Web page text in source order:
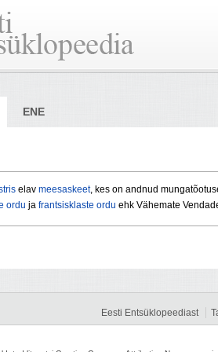
ENE
elav meesaskeet, kes on andnud
ordu ja frantsisklaste ordu ehk Vähemate
Eesti Entsüklopeediast